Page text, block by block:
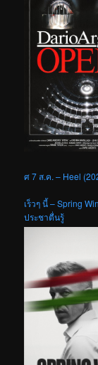
ศ 7 ส.ค. – Heel
เร็วๆ นี้ – Spring
ประชาตื่นรู้